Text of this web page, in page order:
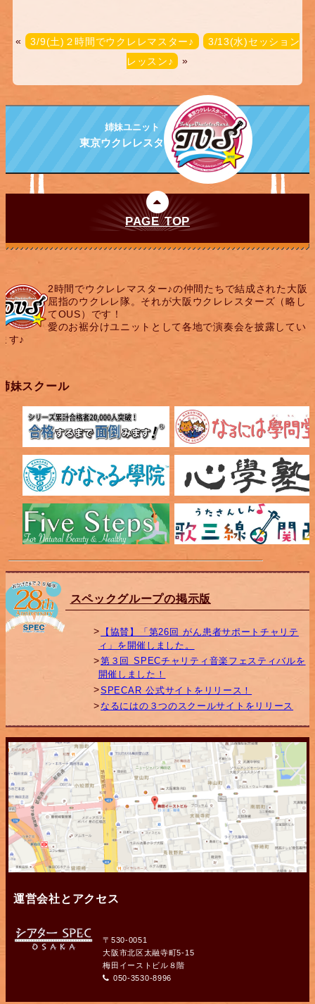
« 3/9(土)２時間でウクレレマスター♪
3/13(水)セッション
レッスン♪
»
姉妹ユニット
東京ウクレレスターズ
PAGE TOP
2時間でウクレレマスター♪の仲間たちで結成された大阪
屈指のウクレレ隊。それが大阪ウクレレスターズ（略し
てOUS）です！
愛のお裾分けユニットとして各地で演奏会を披露してい
す♪
妹スクール
スペックグループの掲示版
【協賛】「第26回 がん患者サポートチャリテ
ィ」を開催しました。
第３回 SPECチャリティ音楽フェスティバルを
開催しました！
SPECAR 公式サイトをリリース！
なるにはの３つのスクールサイトをリリース
運営会社とアクセス
〒530-0051
大阪市北区太融寺町5-15
梅田イーストビル８階
050-3530-8996